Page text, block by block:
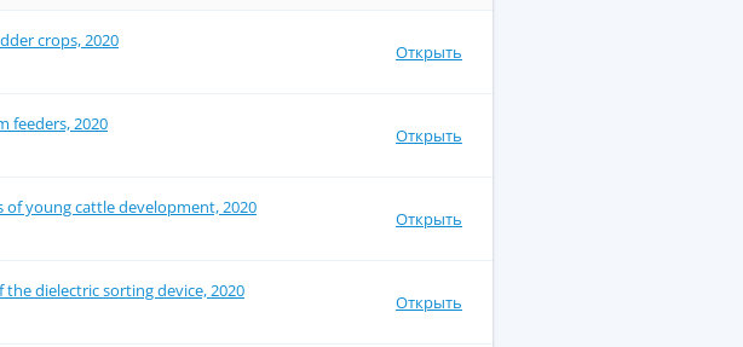
crops, 2020
Открыть
feeders, 2020
Открыть
of young cattle development, 2020
Открыть
dielectric sorting device, 2020
Открыть